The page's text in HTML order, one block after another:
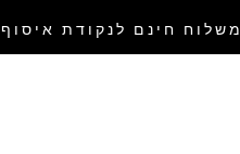
משלוח חינם לנקודת איסוף